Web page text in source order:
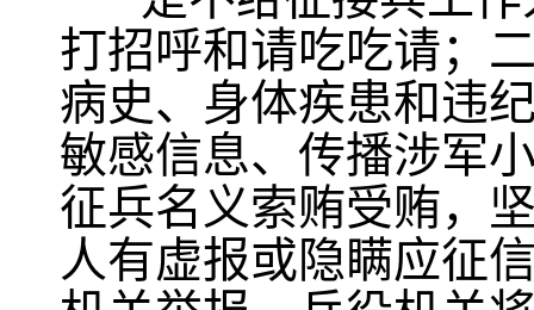
打招呼和请吃吃请；
病史、身体疾患和违
敏感信息、传播涉军
征兵名义索贿受贿，
人有虚报或隐瞒应征